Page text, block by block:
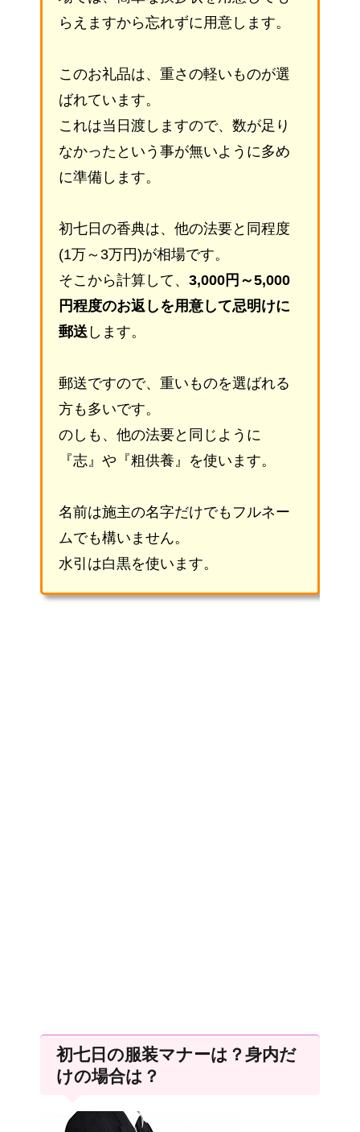
らえますから忘れずに用意します。
このお礼品は、重さの軽いものが選
ばれています。
これは当日渡しますので、数が足り
なかったという事が無いように多め
に準備します。
初七日の香典は、他の法要と同程度
(1万～3万円)が相場です。
そこから計算して、 3,000円～5,000
円程度のお返しを用意して忌明けに
郵送 します。
郵送ですので、重いものを選ばれる
方も多いです。
のしも、他の法要と同じように
『志』や『粗供養』を使います。
名前は施主の名字だけでもフルネー
ムでも構いません。
水引は白黒を使います。
初七日の服装マナーは？身内だ
けの場合は？